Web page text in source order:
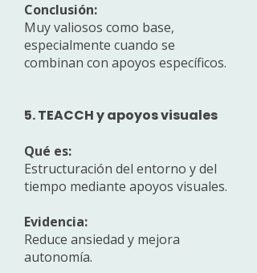
Conclusión:
Muy valiosos como base,
especialmente cuando se
combinan con apoyos específicos.
5. TEACCH y apoyos visuales
Qué es:
Estructuración del entorno y del
tiempo mediante apoyos visuales.
Evidencia:
Reduce ansiedad y mejora
autonomía.